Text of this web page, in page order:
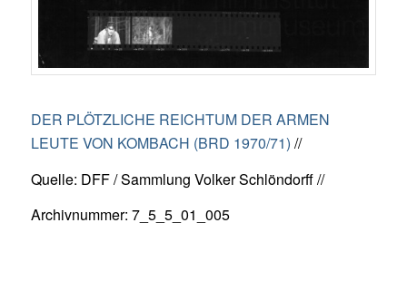
DER PLÖTZLICHE REICHTUM DER ARMEN
LEUTE VON KOMBACH (BRD 1970/71) //
Quelle: DFF / Sammlung Volker Schlöndorff //
Archivnummer: 7_5_5_01_005